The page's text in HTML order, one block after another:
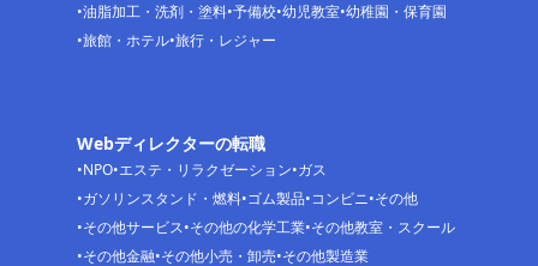
油脂加工・洗剤・塗料 予備校 幼児教室 幼稚園・保育園
旅館・ホテル 旅行・レジャー
Webディレクターの転職
NPO エステ・リラクゼーション ガス
ガソリンスタンド・燃料 ゴム製品 コンビニ その他
その他サービス その他の化学工業 その他教室・スクール
その他金融 その他小売・卸売 その他製造業